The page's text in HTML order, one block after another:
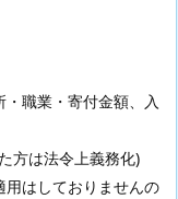
職業・寄付金額、入
方は法令上義務化)
はしておりませんの